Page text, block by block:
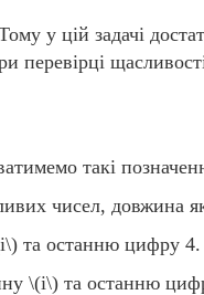
у цій задачі
такі
чисел, довжина
та останню цифру 4.
\(i\) та останню